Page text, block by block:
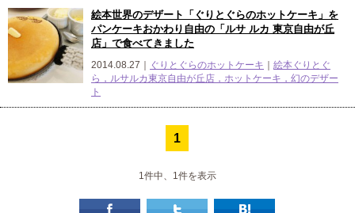
絵本世界のデザート「ぐりとぐらのホットケーキ」を
パンケーキおかわり自由の「ルサ ルカ 東京自由が丘
店」で食べてきました
2014.08.27｜ ぐりとぐらのホットケーキ
絵本ぐりとぐ
ら，ルサルカ東京自由が丘店，ホットケーキ，幻のデザー
ト
1
1件中、1件を表示